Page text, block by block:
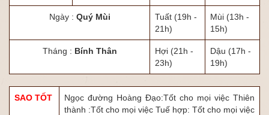
Ngày : Quý Mùi Tuất (19h -
21h)
Mùi (13h -
15h)
Tháng : Bính Thân Hợi (21h -
23h)
Dậu (17h -
19h)
SAO TỐT
Ngọc đường Hoàng Đạo:Tốt cho mọi việc Thiên
thành :Tốt cho mọi việc Tuế hợp: Tốt cho mọi việc